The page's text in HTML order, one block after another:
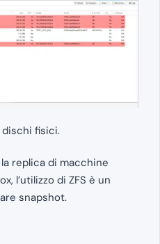
fisici.
replica di macchine
l’utilizzo di ZFS è un
snapshot.